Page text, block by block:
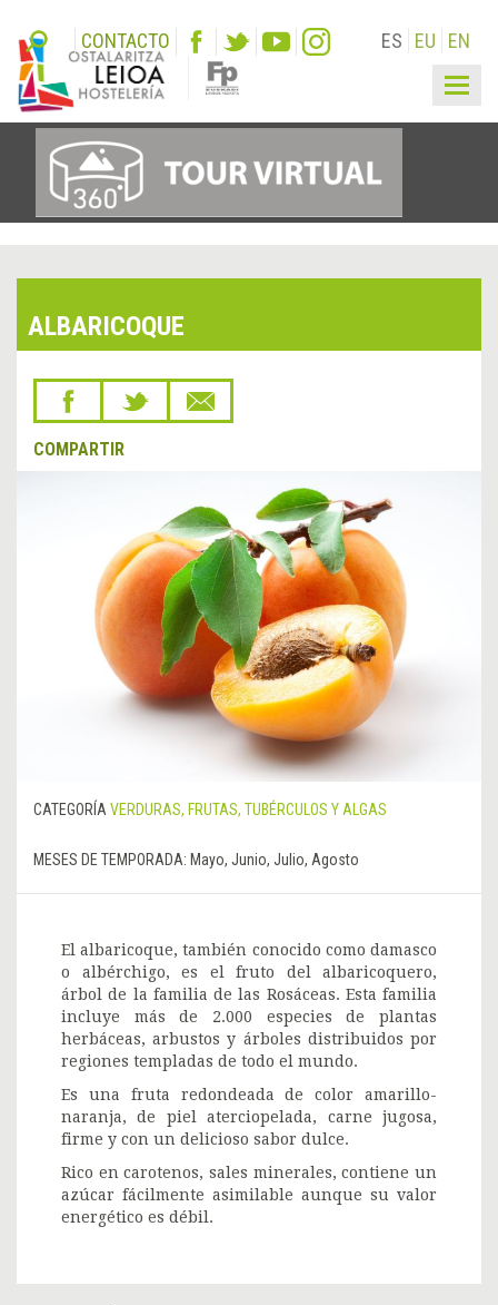
CONTACTO ES EU EN
ALBARICOQUE
COMPARTIR
CATEGORÍA VERDURAS, FRUTAS, TUBÉRCULOS Y ALGAS
MESES DE TEMPORADA: Mayo, Junio, Julio, Agosto
El albaricoque, también conocido como damasco
o albérchigo, es el fruto del albaricoquero,
árbol de la familia de las Rosáceas. Esta familia
incluye más de 2.000 especies de plantas
herbáceas, arbustos y árboles distribuidos por
regiones templadas de todo el mundo.
Es una fruta redondeada de color amarillo-
naranja, de piel aterciopelada, carne jugosa,
firme y con un delicioso sabor dulce.
Rico en carotenos, sales minerales, contiene un
azúcar fácilmente asimilable aunque su valor
energético es débil.